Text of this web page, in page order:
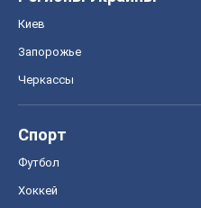
Киев
Запорожье
Черкассы
Спорт
Футбол
Хоккей